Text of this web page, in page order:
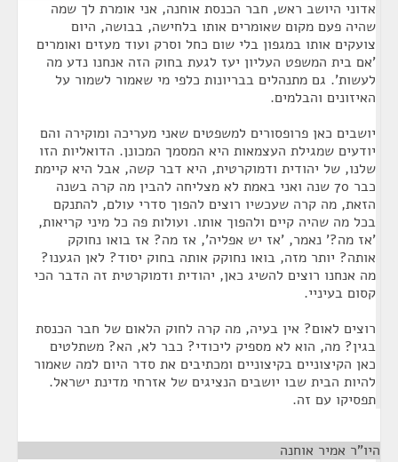
אדוני היושב ראש, חבר הכנסת אוחנה, אני אומרת לך שמה
שהיה פעם מקום שאומרים אותו בלחישה, בבושה, היום
צועקים אותו במגפון בלי שום כחל וסרק ועוד מעזים ואומרים
'אם בית המשפט העליון יעז לגעת בחוק הזה אנחנו נדע מה
לעשות'. גם מתנהלים בבריונות כלפי מי שאמור לשמור על
האיזונים והבלמים.
יושבים כאן פרופסורים למשפטים שאני מעריכה ומוקירה והם
יודעים שמגילת העצמאות היא המסמך המכונן. הדואליות הזו
שלנו, של יהודית ודמוקרטית, היא דבר קשה, אבל היא קיימת
כבר 70 שנה ואני באמת לא מצליחה להבין מה קרה בשנה
הזאת, מה קרה שעכשיו רוצים להפוך סדרי עולם, להתנקם
בכל מה שהיה קיים ולהפוך אותו. ועולות פה כל מיני קריאות,
'אז מה?' נאמר, 'אז יש אפליה', אז מה? אז בואו נחוקק
אותה? יותר מזה, בואו נחוקק אותה בחוק יסוד? לאן הגענו?
מה אנחנו רוצים להשיג כאן, יהודית ודמוקרטית זה הדבר הכי
קסום בעיניי.
רוצים לאום? אין בעיה, מה קרה לחוק הלאום של חבר הכנסת
בגין? מה, הוא לא מספיק ליכודי? כבר לא, הא? משתלטים
כאן הקיצוניים בקיצוניים ומכתיבים את סדר היום למה שאמור
להיות הבית שבו יושבים הנציגים של אזרחי מדינת ישראל.
תפסיקו עם זה.
היו"ר אמיר אוחנה